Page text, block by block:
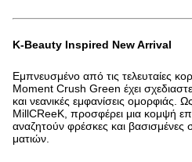
K-Beauty Inspired New Arrival
Εμπνευσμένο από τις τελευταίες
Moment Crush Green έχει
και νεανικές εμφανίσεις ομορφιάς.
MillCReeK, προσφέρει μια κομψή
αναζητούν φρέσκες και βασισμένες
ματιών.